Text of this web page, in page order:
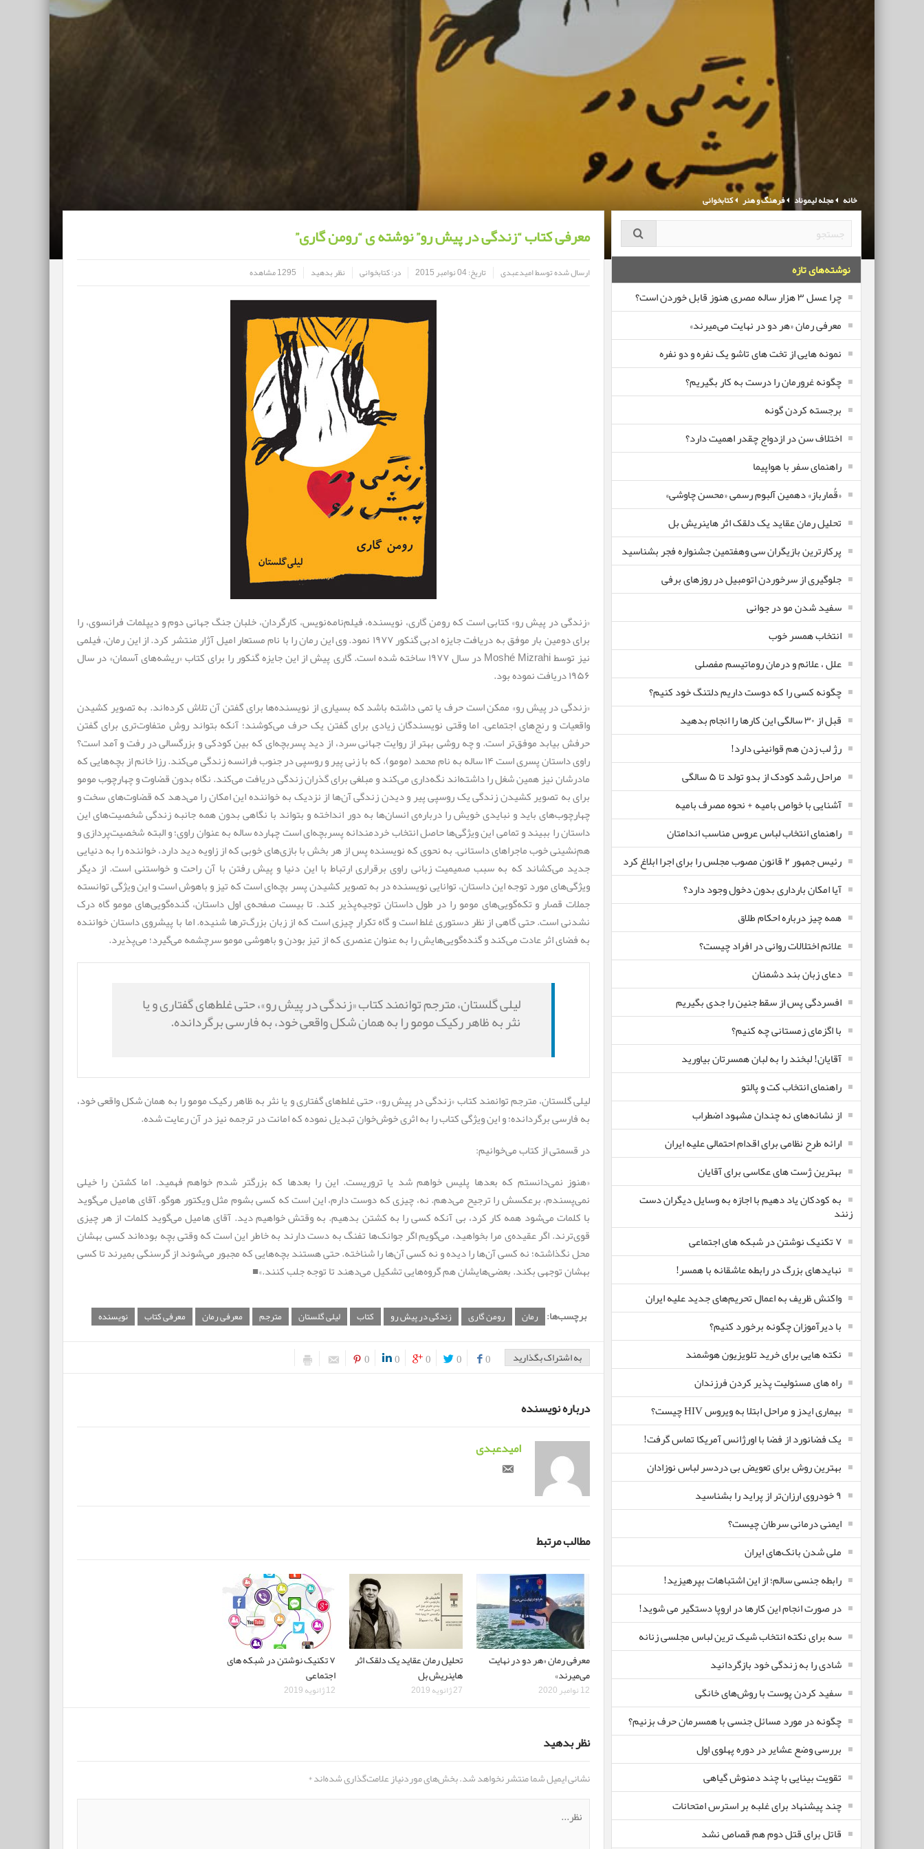
خانه مجله لیموناد فرهنگ و هنر کتابخوانی
معرفی کتاب “زندگی در پیش رو” نوشته ی “رومن گاری”
ارسال شده توسطامیدعبدی تاریخ:04 نوامبر 2015 در:کتابخوانی نظر بدهید 1295 مشاهده
«زندگی در پیش رو» کتابی است که رومن گاری، نویسنده، فیلم‌نامه‌نویس، کارگردان، خلبان جنگ جهانی دوم و دیپلمات فرانسوی، را
برای دومین بار موفق به دریافت جایزه ادبی گنکور ۱۹۷۷ نمود. وی این رمان را با نام مستعار امیل آژار منتشر کرد. از این رمان، فیلمی
نیز توسطMoshé Mizrahi
در سال ۱۹۷۷ ساخته شده ‌است. گاری پیش از این جایزه گنکور را برای کتاب «ریشه‌های آسمان» در سال
۱۹۵۶ دریافت نموده بود.
«زندگی در پیش رو» ممکن است حرف یا تمی داشته باشد که بسیاری از نویسنده‌ها برای گفتن آن تلاش کرده‌اند. به تصویر کشیدن
واقعیات و رنج‌های اجتماعی. اما وقتی نویسندگان زیادی برای گفتن یک حرف می‌کوشند؛ آنکه بتواند روش متفاوت‌تری برای گفتن
حرفش بیابد موفق‌تر است. و چه روشی بهتر از روایت جهانی سرد، از دید پسربچه‌ای که بین کودکی و بزرگسالی در رفت و آمد است؟
راوی داستان پسری است ۱۴ ساله به نام محمد (مومو)، که با زنی پیر و روسپی در جنوب فرانسه زندگی می‌کند. رزا خانم از بچه‌هایی که
مادرشان نیز همین شغل را داشته‌اند نگه‌داری می‌کند و مبلغی برای گذران زندگی دریافت می‌کند. نگاه بدون قضاوت و چهارچوب مومو
برای به تصویر کشیدن زندگی یک روسپی پیر و دیدن زندگی آن‌ها از نزدیک به خواننده این امکان را می‌دهد که قضاوت‌های سخت و
چهارچوب‌های باید و نبایدی خویش را درباره‌ی انسان‌ها به دور انداخته و بتواند با نگاهی بدون همه جانبه زندگی شخصیت‌های این
داستان را ببیند و تمامی این ویژگی‌ها حاصل انتخاب خردمندانه پسربچه‌ای است چهارده ساله به عنوان راوی؛ و البته شخصیت‌پردازی و
هم‌نشینی خوب ماجراهای داستانی. به نحوی که نویسنده پس از هر بخش با بازی‌های خوبی که از زاویه دید دارد، خواننده را به دنیایی
جدید می‌کشاند که به سبب صمیمیت زبانی راوی برقراری ارتباط با این دنیا و پیش رفتن با آن راحت و خواستنی است. از دیگر
ویژگی‌های مورد توجه این داستان، توانایی نویسنده در به تصویر کشیدن پسر بچه‌ای است که تیز و باهوش است و این ویژگی توانسته
جملات قصار و تکه‌گویی‌های مومو را در طول داستان توجیه‌پذیر کند. تا بیست صفحه‌ی اول داستان، گنده‌گویی‌های مومو گاه درک
نشدنی است. حتی گاهی از نظر دستوری غلط است و گاه تکرار چیزی است که از زبان بزرگ‌ترها شنیده. اما با پیشروی داستان خواننده
به فضای اثر عادت می‌کند و گنده‌گویی‌هایش را به عنوان عنصری که از تیز بودن و باهوشی مومو سرچشمه می‌گیرد؛ می‌پذیرد.
لیلی گلستان، مترجم توانمند کتاب «زندگی در پیش رو»، حتی غلط‌های گفتاری و یا
نثر به ظاهر رکیک مومو را به همان شکل واقعی خود، به فارسی برگردانده.
لیلی گلستان، مترجم توانمند کتاب «زندگی در پیش رو»، حتی غلط‌های گفتاری و یا نثر به ظاهر رکیک مومو را به همان شکل واقعی خود،
به فارسی برگردانده؛ و این ویژگی کتاب را به اثری خوش‌خوان تبدیل نموده که امانت در ترجمه نیز در آن رعایت شده.
در قسمتی از کتاب می‌خوانیم:
«هنوز نمی‌دانستم که بعدها پلیس خواهم شد یا تروریست. این را بعدها که بزرگتر شدم خواهم فهمید. اما کشتن را خیلی
نمی‌پسندم، برعکسش را ترجیح می‌دهم. نه، چیزی که دوست دارم، این است که کسی بشوم مثل ویکتور هوگو. آقای هامیل می‌گوید
با کلمات می‌شود همه کار کرد، بی آنکه کسی را به کشتن بدهیم. به وقتش خواهیم دید. آقای هامیل می‌گوید کلمات از هر چیزی
قوی‌ترند. اگر عقیده‌ی مرا بخواهید، می‌گویم اگر جوانک‌ها تفنگ به دست دارند به خاطر این است که وقتی بچه بوده‌اند کسی بهشان
محل نگذاشته؛ نه کسی آن‌ها را دیده و نه کسی آن‌ها را شناخته. حتی هستند بچه‌هایی که مجبور می‌شوند از گرسنگی بمیرند تا کسی
بهشان توجهی بکند. بعضی‌هایشان هم گروه‌هایی تشکیل می‌دهند تا توجه جلب کنند.»■
برچسب‌ها: رمان رومن گاری زندگی در پیش رو کتاب لیلی گلستان مترجم معرفی رمان معرفی کتاب نویسنده
به اشتراک بگذارید 0
0
0
0
0
درباره نویسنده
امیدعبدی
مطالب مرتبط
معرفی رمان «هر دو در نهایت
می‌میرند»
12 نوامبر 2020
تحلیل رمان عقاید یک دلقک اثر
هاینریش بل
27 ژانویه 2019
۷ تکنیک نوشتن در شبکه های
اجتماعی
12 ژانویه 2019
نظر بدهید
نشانی ایمیل شما منتشر نخواهد شد.بخش‌های موردنیاز علامت‌گذاری شده‌اند*
نوشته‌های تازه
چرا عسل ۳ هزار ساله‌ مصری هنوز قابل خوردن است؟
معرفی رمان «هر دو در نهایت می‌میرند»
نمونه هایی از تخت های تاشو یک نفره و دو نفره
چگونه غرورمان را درست به کار بگیریم؟
برجسته کردن گونه
اختلاف سن در ازدواج چقدر اهمیت دارد؟
راهنمای سفر با هواپیما
«قُمارباز» دهمین آلبوم رسمی «محسن چاوشی»
تحلیل رمان عقاید یک دلقک اثر هاینریش بل
پرکارترین بازیگران سی وهفتمین جشنواره فجر بشناسید
جلوگیری از سرخوردن اتومبیل در روزهای برفی
سفید شدن مو در جوانی
انتخاب همسر خوب
علل ، علائم و درمان روماتیسم مفصلی
چگونه کسی را که دوست داریم دلتنگ خود کنیم؟
قبل از ۳۰ سالگی این کارها را انجام بدهید
رژ لب زدن هم قوانینی دارد!
مراحل رشد کودک از بدو تولد تا ۵ سالگی
آشنایی با خواص بامیه + نحوه مصرف بامیه
راهنمای انتخاب لباس عروس مناسب اندامتان
رئیس جمهور ۲ قانون مصوب مجلس را برای اجرا ابلاغ کرد
آیا امکان بارداری بدون دخول وجود دارد؟
همه چیز درباره احکام طلاق
علائم اختلالات روانی در افراد چیست؟
دعای زبان بند دشمنان
افسردگی پس از سقط جنین را جدی بگیریم
با اگزمای زمستانی چه کنیم؟
آقایان! لبخند را به لبان همسرتان بیاورید
راهنمای انتخاب کت و پالتو
از نشانه‌های نه چندان مشهود اضطراب
ارائه طرح نظامی برای اقدام احتمالی علیه ایران
بهترین ژست های عکاسی برای آقایان
به کودکان یاد دهیم با اجازه به وسایل دیگران دست
زنند
۷ تکنیک نوشتن در شبکه های اجتماعی
نبایدهای بزرگ در رابطه عاشقانه با همسر!
واکنش ظریف به اعمال تحریم‌های جدید علیه ایران
با دیرآموزان چگونه برخورد کنیم؟
نکته هایی برای خرید تلویزیون هوشمند
راه های مسئولیت پذیر کردن فرزندان
بیماری ایدز و مراحل ابتلا به ویروس HIV چیست؟
یک فضانورد از فضا با اورژانس آمریکا تماس گرفت!
بهترین روش برای تعویض بی دردسر لباس نوزادان
٩ خودروی ارزان‌تر از پراید را بشناسید
ایمنی درمانی سرطان چیست؟
ملی شدن بانک‌های ایران
رابطه جنسی سالم؛ از این اشتباهات بپرهیزید!
در صورت انجام این کارها در اروپا دستگیر می شوید!
سه برای نکته انتخاب شیک ترین لباس مجلسی زنانه
شادی را به زندگی خود بازگردانید
سفید کردن پوست با روش‌های خانگی
چگونه در مورد مسائل جنسی با همسرمان حرف بزنیم؟
بررسی وضع عشایر در دوره پهلوی اول
تقویت بینایی با چند دمنوش گیاهی
چند پیشنهاد برای غلبه بر استرس امتحانات
قاتل برای قتل دوم هم قصاص نشد